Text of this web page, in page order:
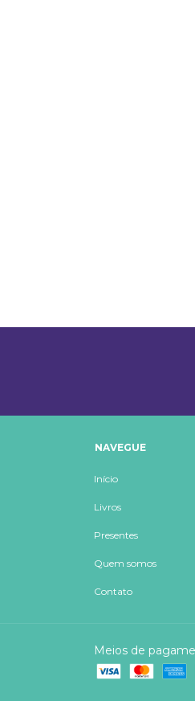
NAVEGUE
Início
Livros
Presentes
Quem somos
Contato
Meios de